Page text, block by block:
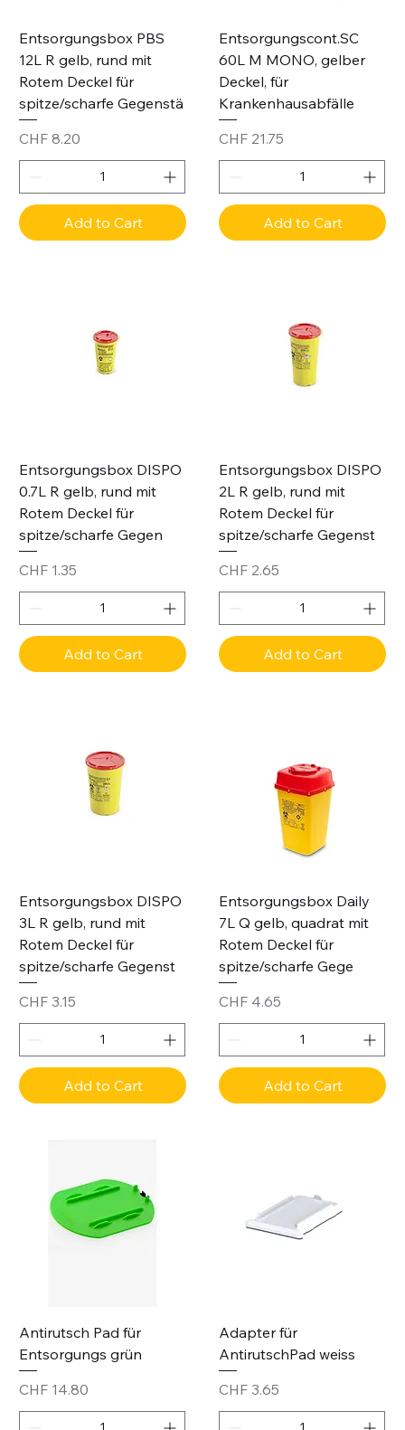
Entsorgungsbox PBS
12L R gelb, rund mit
Rotem Deckel für
spitze/scharfe Gegenstä
Price
CHF 8.20
Add to Cart
Entsorgungscont.SC
60L M MONO, gelber
Deckel, für
Krankenhausabfälle
Price
CHF 21.75
Add to Cart
Entsorgungsbox DISPO
0.7L R gelb, rund mit
Rotem Deckel für
spitze/scharfe Gegen
Price
CHF 1.35
Add to Cart
Entsorgungsbox DISPO
2L R gelb, rund mit
Rotem Deckel für
spitze/scharfe Gegenst
Price
CHF 2.65
Add to Cart
Entsorgungsbox DISPO
3L R gelb, rund mit
Rotem Deckel für
spitze/scharfe Gegenst
Price
CHF 3.15
Add to Cart
Entsorgungsbox Daily
7L Q gelb, quadrat mit
Rotem Deckel für
spitze/scharfe Gege
Price
CHF 4.65
Add to Cart
Antirutsch Pad für
Entsorgungs grün
Price
CHF 14.80
Adapter für
AntirutschPad weiss
Price
CHF 3.65